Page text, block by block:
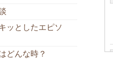
ッとしたエピソ
どんな時？